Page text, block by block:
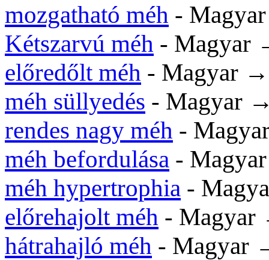
mozgatható méh -
Kétszarvú méh -
előredőlt méh - Magyar
méh süllyedés - Magyar
rendes nagy méh -
méh befordulása -
méh hypertrophia -
előrehajolt méh -
hátrahajló méh -